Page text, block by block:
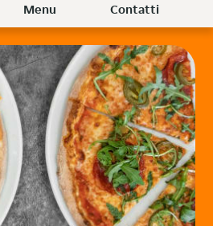
Menu Contatti